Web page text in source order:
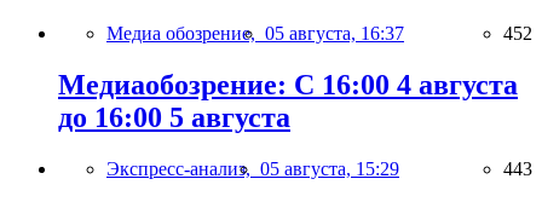
Медиа обозрение, 05 августа, 16:37 452
Медиаобозрение: С 16:00 4 августа
до 16:00 5 августа
Экспресс-анализ, 05 августа, 15:29 443